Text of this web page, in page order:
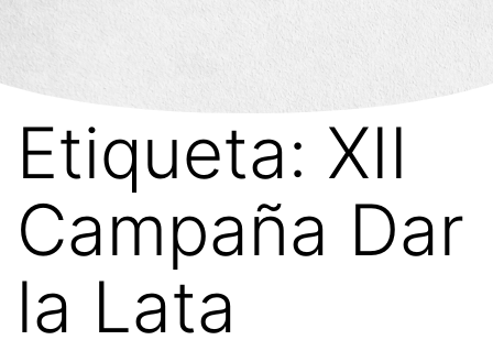
Etiqueta: XII
Campaña Dar
la Lata